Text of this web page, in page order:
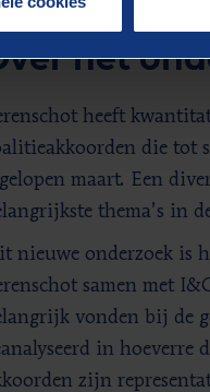
het
heeft
die tot
maart. Een
thema’s in
nieuwe onderzoek is
samen met
vonden bij de
in hoeverre
zijn